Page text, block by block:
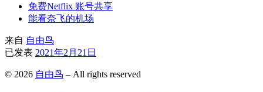
免费Netflix 账号共享
能看奈飞的机场
来自 自由鸟
已发表 2021年2月21日
© 2026 自由鸟 – All rights reserved